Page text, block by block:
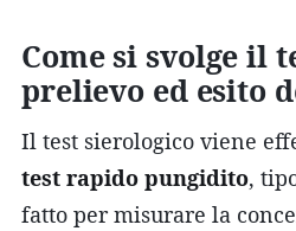
Come si svolge il
prelievo ed esito
Il test sierologico viene
test rapido pungidito,
fatto per misurare la